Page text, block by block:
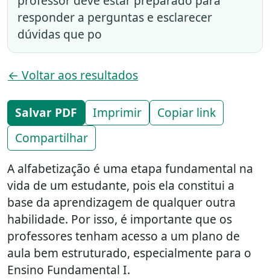
responder a perguntas e esclarecer
dúvidas que po
← Voltar aos resultados
Salvar PDF Imprimir
Copiar link
Compartilhar
A alfabetização é uma etapa fundamental na
vida de um estudante, pois ela constitui a
base da aprendizagem de qualquer outra
habilidade. Por isso, é importante que os
professores tenham acesso a um plano de
aula bem estruturado, especialmente para o
Ensino Fundamental I.